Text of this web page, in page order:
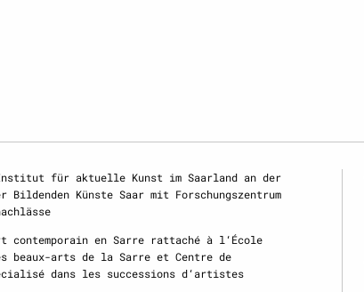
für aktuelle Kunst im Saarland an der
Bildenden Künste Saar mit Forschungszentrum
en Sarre rattaché à l‘École
beaux-arts de la Sarre et Centre de
dans les successions d‘artistes